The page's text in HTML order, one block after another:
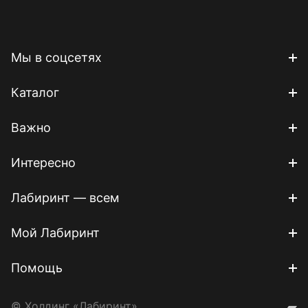
Мы в соцсетях
Каталог
Важно
Интересно
Лабиринт — всем
Мой Лабиринт
Помощь